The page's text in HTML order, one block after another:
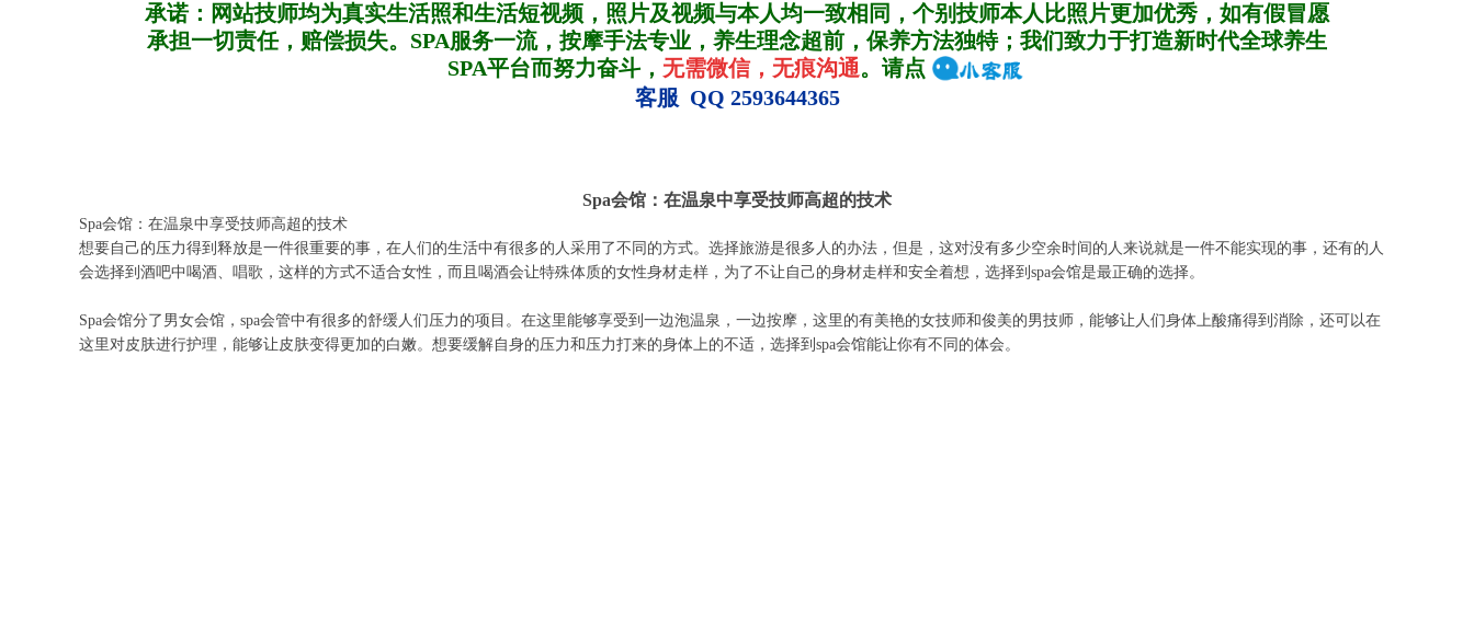
承诺：网站技师均为真实生活照和生活短视频，照片及视频与本人均一致相同，个别技师本人比照片更加优秀，如有假冒愿
承担一切责任，赔偿损失。SPA服务一流，按摩手法专业，养生理念超前，保养方法独特；我们致力于打造新时代全球养生
SPA平台而努力奋斗， 无需微信，无痕沟通。请点
客服 QQ 2593644365
Spa会馆：在温泉中享受技师高超的技术
Spa会馆：在温泉中享受技师高超的技术
想要自己的压力得到释放是一件很重要的事，在人们的生活中有很多的人采用了不同的方式。选择旅游是很多人的办法，但是，这对没有多少空余时间的人来说就是一件不能实现的事，还有的人
会选择到酒吧中喝酒、唱歌，这样的方式不适合女性，而且喝酒会让特殊体质的女性身材走样，为了不让自己的身材走样和安全着想，选择到spa会馆是最正确的选择。
Spa会馆分了男女会馆，spa会管中有很多的舒缓人们压力的项目。在这里能够享受到一边泡温泉，一边按摩，这里的有美艳的女技师和俊美的男技师，能够让人们身体上酸痛得到消除，还可以在
这里对皮肤进行护理，能够让皮肤变得更加的白嫩。想要缓解自身的压力和压力打来的身体上的不适，选择到spa会馆能让你有不同的体会。